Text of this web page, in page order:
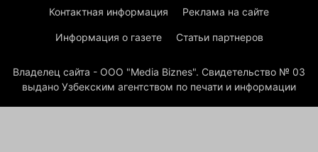
Контактная информация Реклама на сайте
Информация о газете Статьи партнеров
Владелец сайта - ООО "Media Biznes". Свидетельство № 03
выдано Узбекским агентством по печати и информации